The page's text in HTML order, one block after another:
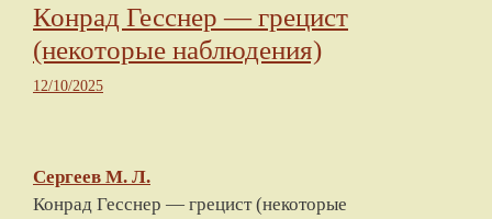
Конрад Гесснер — грецист
(некоторые наблюдения)
12/10/2025
Сергеев М. Л.
Конрад Гесснер — грецист (некоторые